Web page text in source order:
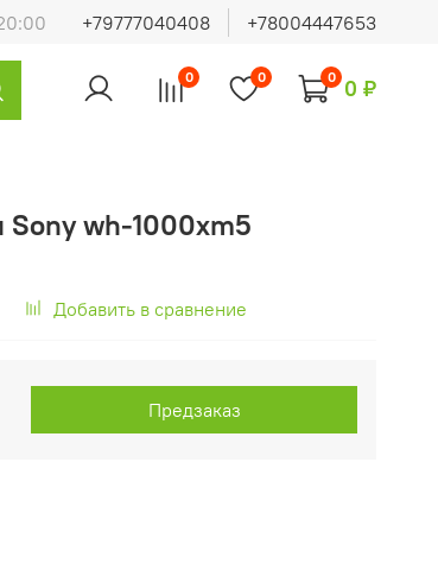
+79777040408 +78004447653
0 0 0 0 ₽
Sony wh-1000xm5
Добавить в сравнение
Предзаказ